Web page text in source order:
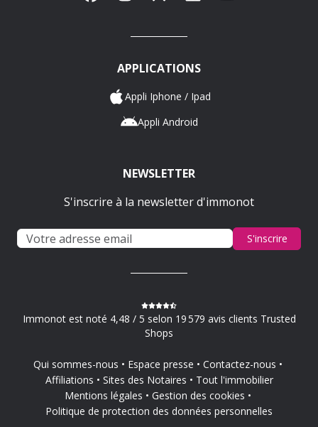
APPLICATIONS
Appli Iphone / Ipad
Appli Android
NEWSLETTER
S'inscrire à la newsletter d'immonot
S'inscrire
Immonot est noté 4,48 / 5 selon 19 579 avis clients Trusted
Shops
Qui sommes-nous Espace presse
Contactez-nous
Affiliations
Sites des Notaires
Tout l'immobilier
Mentions légales
Gestion des cookies
Politique de protection des données personnelles